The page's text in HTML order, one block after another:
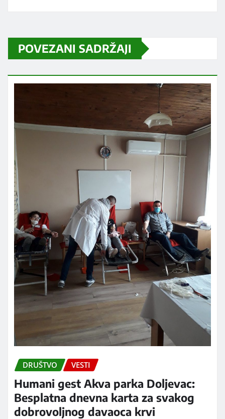
POVEZANI SADRŽAJI
DRUŠTVO VESTI
Humani gest Akva parka Doljevac:
Besplatna dnevna karta za svakog
dobrovoljnog davaoca krvi